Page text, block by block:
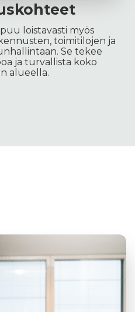
loistavasti myös
toimitilojen ja
Se tekee
ja turvallista koko
alueella.